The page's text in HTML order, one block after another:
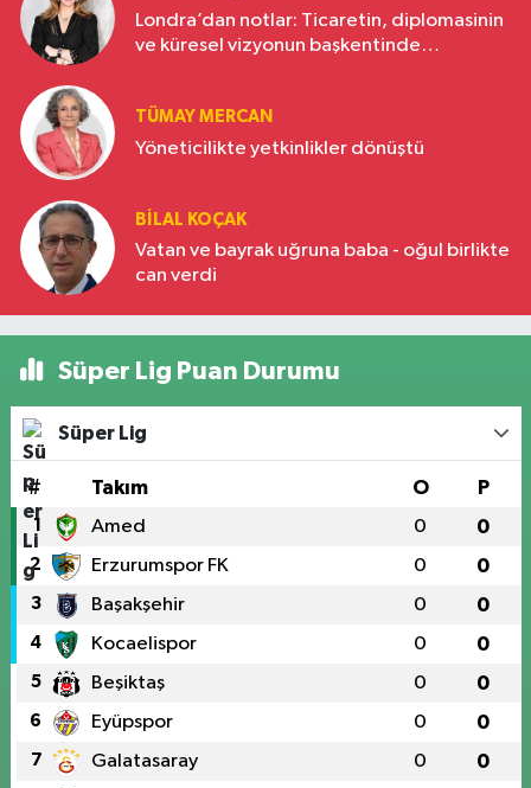
Londra’dan notlar: Ticaretin, diplomasinin
ve küresel vizyonun başkentinde
TÜMAY MERCAN
Yöneticilikte yetkinlikler dönüştü
BILAL KOÇAK
Vatan ve bayrak uğruna baba - oğul birlikte
can verdi
Süper Lig Puan Durumu
Süper Lig
# Takım O P
1 Amed 0 0
2 Erzurumspor FK 0 0
3 Başakşehir 0 0
4 Kocaelispor 0 0
5 Beşiktaş 0 0
6 Eyüpspor 0 0
7 Galatasaray 0 0